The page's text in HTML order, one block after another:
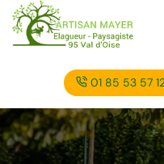
01 85 53 57